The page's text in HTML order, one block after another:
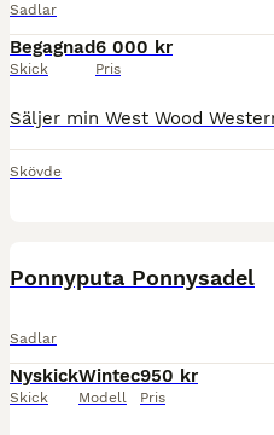
Sadlar
Begagnad
Skick
6 000 kr
Pris
Skövde
Ponnyputa Ponnysadel
Sadlar
Nyskick
Skick
Wintec
Modell
950 kr
Pris